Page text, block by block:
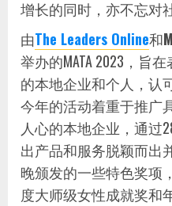
增长的同时，亦不忘对
由The Leaders Online和
举办的MATA 2023，旨
的本地企业和个人，认
今年的活动着重于推广
人心的本地企业，通过
出产品和服务脱颖而出
晚颁发的一些特色奖项
度大师级女性成就奖和